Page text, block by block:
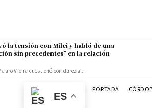
la tensión con Milei y habló de una
sin precedentes” en la relación
Vieira cuestionó con dureza...
ES
PORTADA